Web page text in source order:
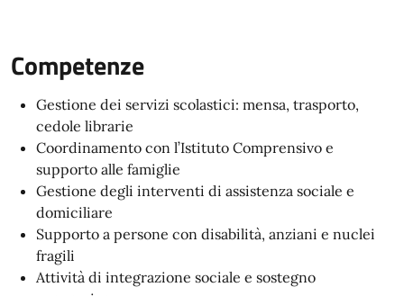
Competenze
Gestione dei servizi scolastici: mensa, trasporto,
cedole librarie
Coordinamento con l’Istituto Comprensivo e
supporto alle famiglie
Gestione degli interventi di assistenza sociale e
domiciliare
Supporto a persone con disabilità, anziani e nuclei
fragili
Attività di integrazione sociale e sostegno